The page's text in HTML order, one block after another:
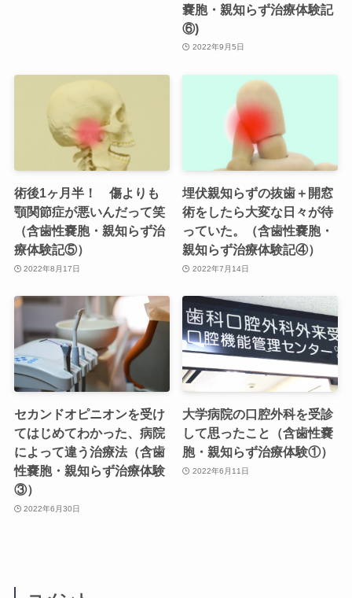
嚢胞・親知らず治療体験記
⑥)
2022年9月5日
術後1ヶ月半！ 傷よりも
顎関節症が悪いんだって笑
（含歯性嚢胞・親知らず治
療体験記⑤）
2022年8月17日
埋伏親知らずの抜歯＋開窓
術をしたら大変な日々が待
っていた。（含歯性嚢胞・
親知らず治療体験記④）
2022年7月14日
セカンドオピニオンを受け
てはじめてわかった、病院
によって違う治療法（含歯
性嚢胞・親知らず治療体験
③）
2022年6月30日
大学病院の口腔外科を受診
して思ったこと（含歯性嚢
胞・親知らず治療体験①）
2022年6月11日